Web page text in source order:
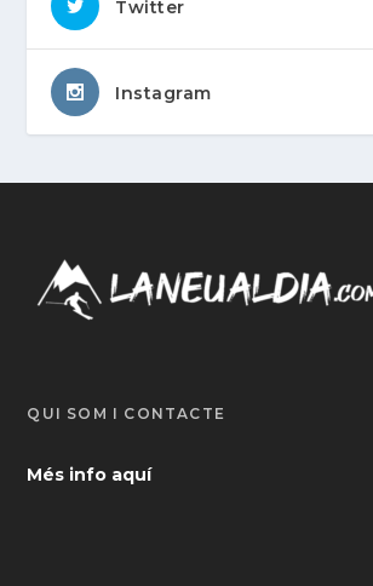
Twitter
Instagram
QUI SOM I CONTACTE
Més info aquí